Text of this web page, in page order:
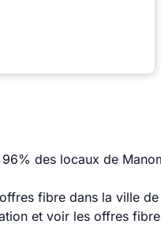
des locaux de
fibre dans la ville
et voir les offres